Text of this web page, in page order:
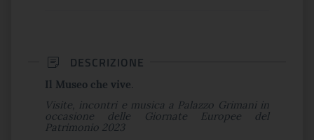
DESCRIZIONE
Il Museo che vive.
Visite, incontri e musica a Palazzo Grimani in
occasione delle Giornate Europee del
Patrimonio 2023